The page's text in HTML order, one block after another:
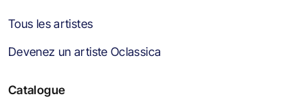
Tous les artistes
Devenez un artiste Oclassica
Catalogue